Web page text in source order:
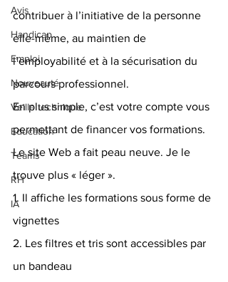
Avis
Handicap
Emploi
Nouveauté
Veille technique
Education
Teams
RH
IA
contribuer à l’initiative de la personne
elle-même, au maintien de
l’employabilité et à la sécurisation du
parcours professionnel.
En plus simple, c’est votre compte vous
permettant de financer vos formations.
Le site Web a fait peau neuve. Je le
trouve plus « léger ».
1. Il affiche les formations sous forme de
vignettes
2. Les filtres et tris sont accessibles par
un bandeau